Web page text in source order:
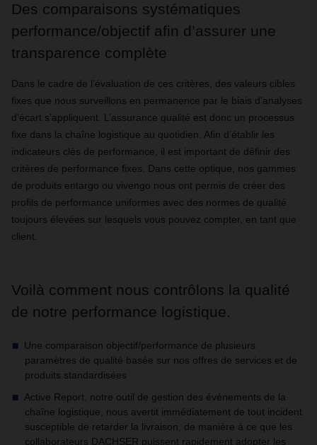
Des comparaisons systématiques
performance/objectif afin d’assurer une
transparence complète
Dans le cadre de l’évaluation de ces critères, des valeurs cibles
fixes que nous surveillons en permanence par le biais d’analyses
d’écart s’appliquent. L’assurance qualité est donc un processus
fixe dans la chaîne logistique au quotidien. Afin d’établir les
indicateurs clés de performance, il est important de définir des
critères de performance fixes. Dans cette optique, nos gammes
de produits entargo ou vivengo nous ont permis de créer des
profils de performance uniformes avec des normes de qualité
toujours élevées sur lesquels vous pouvez compter, en tant que
client.
Voilà comment nous contrôlons la qualité
de notre performance logistique.
Une comparaison objectif/performance de plusieurs
paramètres de qualité basée sur nos offres de services et de
produits standardisées
Active Report, notre outil de gestion des événements de la
chaîne logistique, nous avertit immédiatement de tout incident
susceptible de retarder la livraison, de manière à ce que les
collaborateurs DACHSER puissent rapidement adopter les